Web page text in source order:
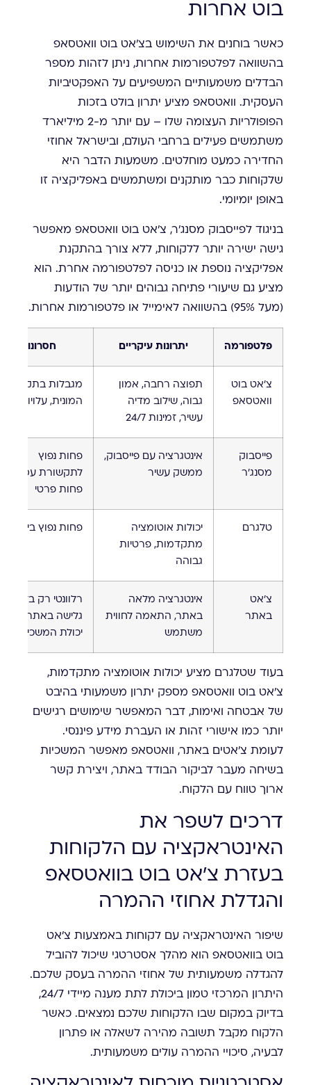
בוט אחרות
כאשר בוחנים את השימוש בצ'אט בוט וואטסאפ
בהשוואה לפלטפורמות אחרות, ניתן לזהות מספר
הבדלים משמעותיים המשפיעים על האפקטיביות
העסקית. וואטסאפ מציע יתרון בולט בזכות
הפופולריות העצומה שלו – עם יותר מ-2 מיליארד
משתמשים פעילים ברחבי העולם, ובישראל אחוזי
החדירה כמעט מוחלטים. משמעות הדבר היא
שלקוחות כבר מותקנים ומשתמשים באפליקציה זו
באופן יומיומי.
בניגוד לפייסבוק מסנג'ר, צ'אט בוט וואטסאפ מאפשר
גישה ישירה יותר ללקוחות, ללא צורך בהתקנת
אפליקציה נוספת או כניסה לפלטפורמה אחרת. הוא
מציע גם שיעורי פתיחה גבוהים יותר של הודעות
(מעל 95%) בהשוואה לאימייל או פלטפורמות אחרות.
פלטפורמה יתרונות עיקריים חסרונות
צ'אט בוט
וואטסאפ
תפוצה רחבה, אמון
גבוה, שילוב מדיה
עשיר, זמינות 24/7
מגבלות בתקשורת
המונית, עלויות API
פייסבוק
מסנג'ר
אינטגרציה עם פייסבוק,
ממשק עשיר
פחות נפוץ
לתקשורת עסקית,
פחות פרטי
טלגרם
יכולות אוטומציה
מתקדמות, פרטיות
גבוהה
פחות נפוץ בישראל
צ'אט
באתר
אינטגרציה מלאה
באתר, התאמה לחווית
משתמש
רלוונטי רק בזמן
גלישה באתר, חסר
יכולת המשכיות
בעוד שטלגרם מציע יכולות אוטומציה מתקדמות,
צ'אט בוט וואטסאפ מספק יתרון משמעותי בהיבט
של אבטחה ואימות, דבר המאפשר שימושים רגישים
יותר כמו אישורי זהות או העברת מידע פיננסי.
לעומת צ'אטים באתר, וואטסאפ מאפשר המשכיות
בשיחה מעבר לביקור הבודד באתר, ויצירת קשר
ארוך טווח עם הלקוח.
דרכים לשפר את
האינטראקציה עם הלקוחות
בעזרת צ'אט בוט בוואטסאפ
והגדלת אחוזי ההמרה
שיפור האינטראקציה עם לקוחות באמצעות צ'אט
בוט בוואטסאפ הוא מהלך אסטרטגי שיכול להוביל
להגדלה משמעותית של אחוזי ההמרה בעסק שלכם.
היתרון המרכזי טמון ביכולת לתת מענה מיידי 24/7,
בדיוק במקום שבו הלקוחות שלכם נמצאים. כאשר
הלקוח מקבל תשובה מהירה לשאלה או פתרון
לבעיה, סיכויי ההמרה עולים משמעותית.